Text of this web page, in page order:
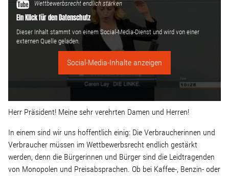
Linke Zukunftsdebatte
Sonstiges
Wahlkreis
Presse
Pressebilder
Wettbewerbsrecht endlich stärken
Ein Klick für den Datenschutz
Dieser Inhalt stammt von einem Social-Media-Dienst und wird von einer
externen Quelle geladen.
Social-Media-Inhalte anzeigen
Herr Präsident! Meine sehr verehrten Damen und Herren!
In einem sind wir uns hoffentlich einig: Die Verbraucherinnen und
Verbraucher müssen im Wettbewerbsrecht endlich gestärkt
werden, denn die Bürgerinnen und Bürger sind die Leidtragenden
von Monopolen und Preisabsprachen. Ob bei Kaffee-, Benzin- oder